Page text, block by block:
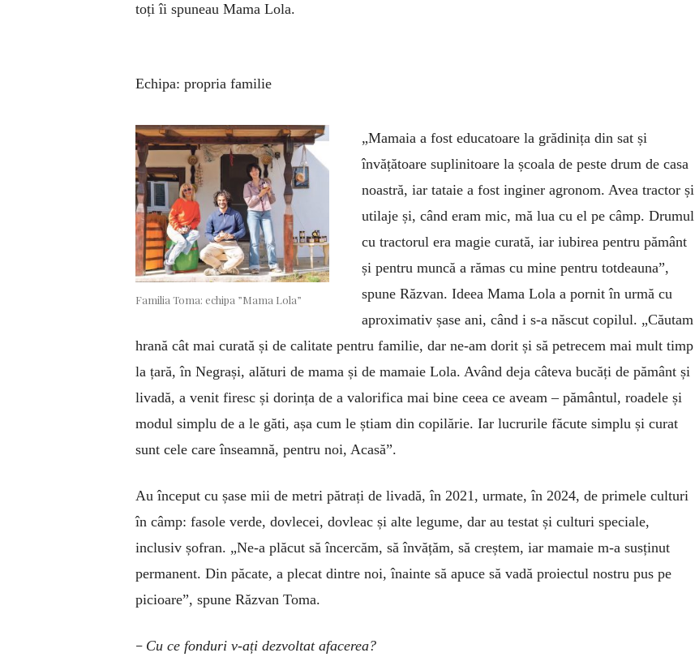
toți îi spuneau Mama Lola.
Echipa: propria familie
Familia Toma: echipa ”Mama Lola”
„Mamaia a fost educatoare la grădinița din sat și
învățătoare suplinitoare la școala de peste drum de casa
noastră, iar tataie a fost inginer agronom. Avea tractor și
utilaje și, când eram mic, mă lua cu el pe câmp. Drumul
cu tractorul era magie curată, iar iubirea pentru pământ
și pentru muncă a rămas cu mine pentru totdeauna”,
spune Răzvan. Ideea Mama Lola a pornit în urmă cu
aproximativ șase ani, când i s-a născut copilul. „Căutam
hrană cât mai curată și de calitate pentru familie, dar ne-am dorit și să petrecem mai mult timp
la țară, în Negrași, alături de mama și de mamaie Lola. Având deja câteva bucăți de pământ și
livadă, a venit firesc și dorința de a valorifica mai bine ceea ce aveam – pământul, roadele și
modul simplu de a le găti, așa cum le știam din copilărie. Iar lucrurile făcute simplu și curat
sunt cele care înseamnă, pentru noi, Acasă”.
Au început cu șase mii de metri pătrați de livadă, în 2021, urmate, în 2024, de primele culturi
în câmp: fasole verde, dovlecei, dovleac și alte legume, dar au testat și culturi speciale,
inclusiv șofran. „Ne-a plăcut să încercăm, să învățăm, să creștem, iar mamaie m-a susținut
permanent. Din păcate, a plecat dintre noi, înainte să apuce să vadă pro­iectul nostru pus pe
picioare”, spune Răzvan Toma.
– Cu ce fonduri v-ați dezvoltat afacerea?